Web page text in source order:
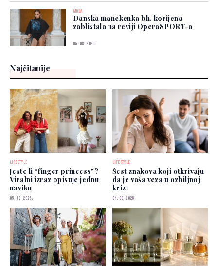
MODA
Danska manekenka bh. korijena
zablistala na reviji OperaSPORT-a
05. 08. 2026.
Najčitanije
LIFESTYLE
Jeste li “finger princess”?
Viralni izraz opisuje jednu
naviku
05. 08. 2026.
LIFESTYLE
Šest znakova koji otkrivaju
da je vaša veza u ozbiljnoj
krizi
04. 08. 2026.